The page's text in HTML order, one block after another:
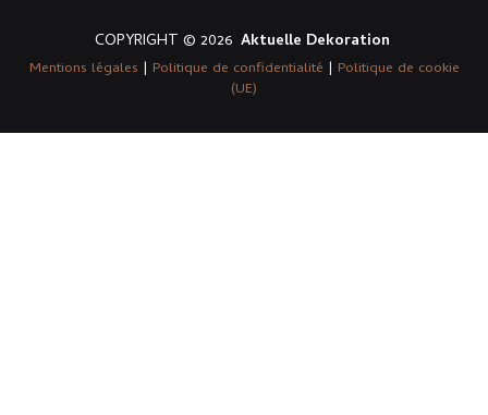
COPYRIGHT © 2026 Aktuelle Dekoration
Mentions légales | Politique de confidentialité | Politique de cookie
(UE)